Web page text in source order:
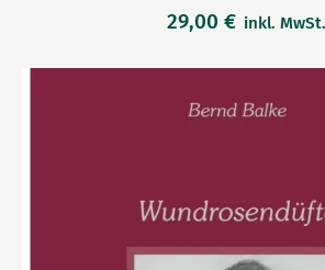
29,00 € inkl. MwSt.